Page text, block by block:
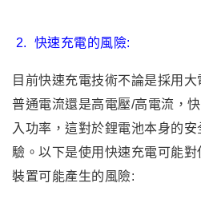
2. 快速充電的風險:
目前快速充電技術不論是採用
普通電流還是高電壓/高電流，
入功率，這對於鋰電池本身的
驗。以下是使用快速充電可能
裝置可能產生的風險: